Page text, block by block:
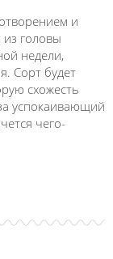
и
из головы
недели,
Сорт будет
схожесть
успокаивающий
чего-